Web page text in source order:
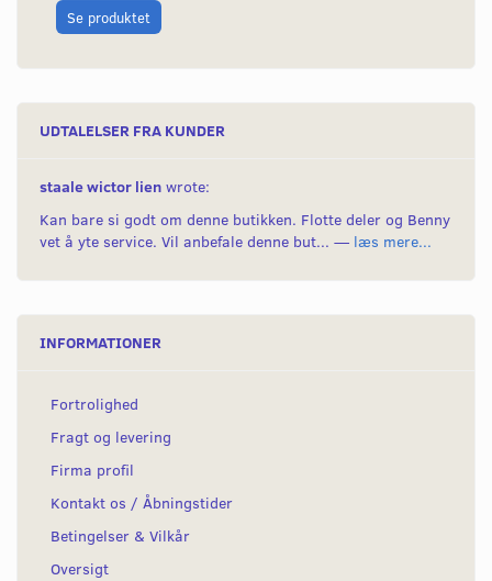
Se produktet
UDTALELSER FRA KUNDER
staale wictor lien wrote:
Kan bare si godt om denne butikken. Flotte deler og Benny
vet å yte service. Vil anbefale denne but... — læs mere...
INFORMATIONER
Fortrolighed
Fragt og levering
Firma profil
Kontakt os / Åbningstider
Betingelser & Vilkår
Oversigt